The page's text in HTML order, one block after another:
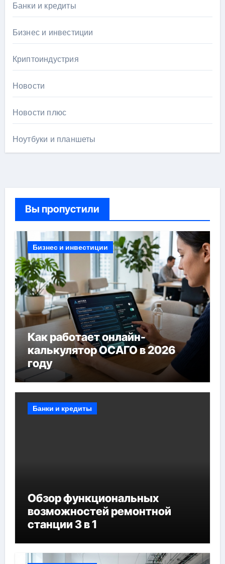
Банки и кредиты
Бизнес и инвестиции
Криптоиндустрия
Новости
Новости плюс
Ноутбуки и планшеты
Вы пропустили
Бизнес и инвестиции
Как работает онлайн-
калькулятор ОСАГО в 2026
году
Банки и кредиты
Обзор функциональных
возможностей ремонтной
станции 3 в 1